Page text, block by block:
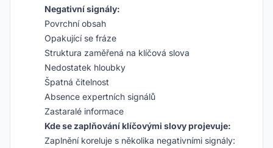
Negativní signály:
Povrchní obsah
Opakující se fráze
Struktura zaměřená na klíčová slova
Nedostatek hloubky
Špatná čitelnost
Absence expertních signálů
Zastaralé informace
Kde se zaplňování klíčovými slovy projevuje:
Zaplnění koreluje s několika negativními signály: